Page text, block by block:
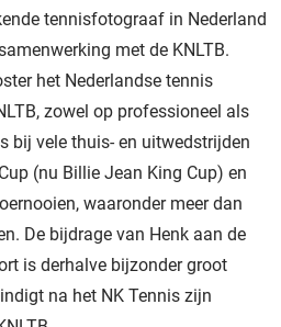
tennisfotograaf in Nederland
met de KNLTB.
het Nederlandse tennis
zowel op professioneel als
bij vele thuis- en uitwedstrijden
(nu Billie Jean King Cup) en
waaronder meer dan
De bijdrage van Henk aan de
is derhalve bijzonder groot
na het NK Tennis zijn